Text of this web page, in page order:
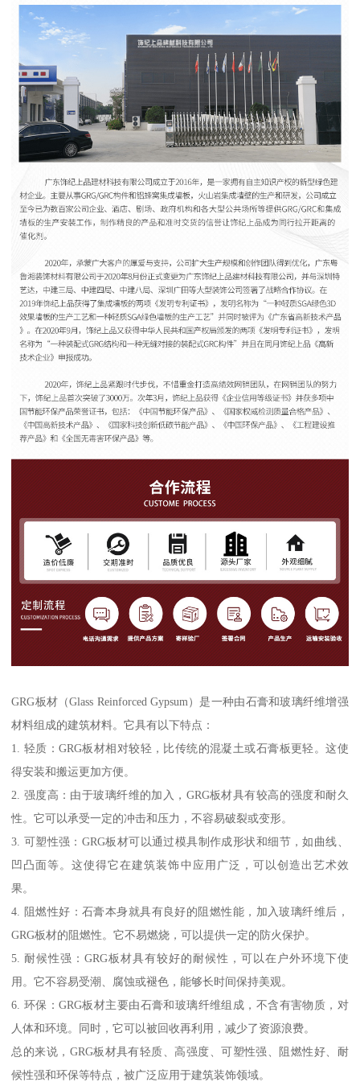
GRG板材（Glass Reinforced Gypsum）是一种由石膏和玻璃纤维增强
材料组成的建筑材料。它具有以下特点：
1. 轻质：GRG板材相对较轻，比传统的混凝土或石膏板更轻。这使
得安装和搬运更加方便。
2. 强度高：由于玻璃纤维的加入，GRG板材具有较高的强度和耐久
性。它可以承受一定的冲击和压力，不容易破裂或变形。
3. 可塑性强：GRG板材可以通过模具制作成形状和细节，如曲线、
凹凸面等。这使得它在建筑装饰中应用广泛，可以创造出艺术效
果。
4. 阻燃性好：石膏本身就具有良好的阻燃性能，加入玻璃纤维后，
GRG板材的阻燃性。它不易燃烧，可以提供一定的防火保护。
5. 耐候性强：GRG板材具有较好的耐候性，可以在户外环境下使
用。它不容易受潮、腐蚀或褪色，能够长时间保持美观。
6. 环保：GRG板材主要由石膏和玻璃纤维组成，不含有害物质，对
人体和环境。同时，它可以被回收再利用，减少了资源浪费。
总的来说，GRG板材具有轻质、高强度、可塑性强、阻燃性好、耐
候性强和环保等特点，被广泛应用于建筑装饰领域。